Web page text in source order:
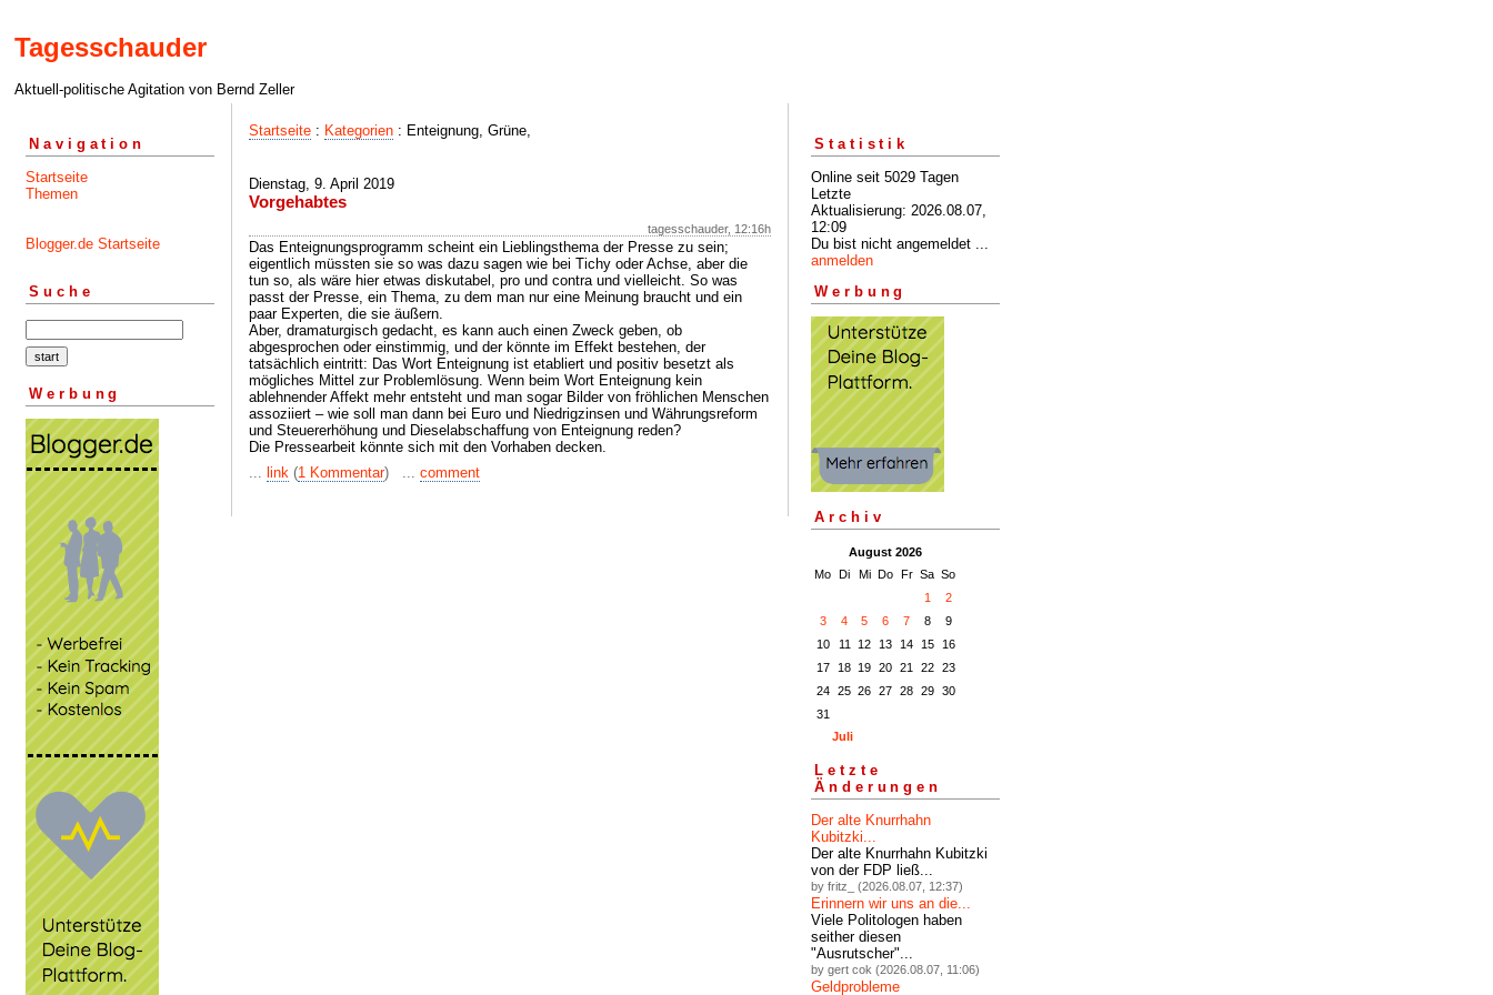
Tagesschauder
Aktuell-politische Agitation von Bernd Zeller
Navigation
Startseite
Themen
Blogger.de Startseite
Suche
Werbung
Startseite : Kategorien : Enteignung, Grüne,
Dienstag, 9. April 2019
Vorgehabtes
tagesschauder, 12:16h
Das Enteignungsprogramm scheint ein Lieblingsthema der Presse zu sein;
eigentlich müssten sie so was dazu sagen wie bei Tichy oder Achse, aber die
tun so, als wäre hier etwas diskutabel, pro und contra und vielleicht. So was
passt der Presse, ein Thema, zu dem man nur eine Meinung braucht und ein
paar Experten, die sie äußern.
Aber, dramaturgisch gedacht, es kann auch einen Zweck geben, ob
abgesprochen oder einstimmig, und der könnte im Effekt bestehen, der
tatsächlich eintritt: Das Wort Enteignung ist etabliert und positiv besetzt als
mögliches Mittel zur Problemlösung. Wenn beim Wort Enteignung kein
ablehnender Affekt mehr entsteht und man sogar Bilder von fröhlichen Menschen
assoziiert – wie soll man dann bei Euro und Niedrigzinsen und Währungsreform
und Steuererhöhung und Dieselabschaffung von Enteignung reden?
Die Pressearbeit könnte sich mit den Vorhaben decken.
... link (1 Kommentar) ... comment
Statistik
Online seit 5029 Tagen
Letzte
Aktualisierung: 2026.08.07,
12:09
Du bist nicht angemeldet ...
anmelden
Werbung
Archiv
August 2026
Mo Di Mi Do Fr Sa So
1
2
3
4 5 6 7 8
9
10
11 12 13 14 15
16
17
18 19 20 21 22
23
24
25 26 27 28 29
30
31
Juli
Letzte
Änderungen
Der alte Knurrhahn
Kubitzki...
Der alte Knurrhahn Kubitzki
von der FDP ließ...
by fritz_ (2026.08.07, 12:37)
Erinnern wir uns an die...
Viele Politologen haben
seither diesen
"Ausrutscher"...
by gert cok (2026.08.07, 11:06)
Geldprobleme